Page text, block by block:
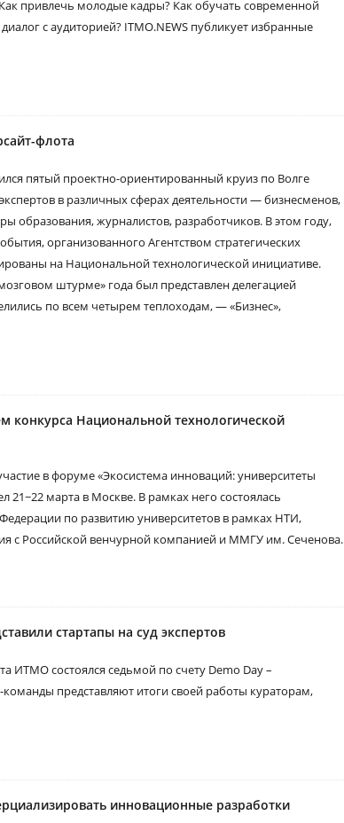
привлечь молодые кадры? Как обучать современной
с аудиторией? ITMO.NEWS публикует избранные
флота
пятый проектно-ориентированный круиз по Волге
в различных сферах деятельности — бизнесменов,
образования, журналистов, разработчиков. В этом году,
организованного Агентством стратегических
на Национальной технологической инициативе.
штурме» года был представлен делегацией
по всем четырем теплоходам, — «Бизнес»,
конкурса Национальной технологической
в форуме «Экосистема инноваций: университеты
марта в Москве. В рамках него состоялась
по развитию университетов в рамках НТИ,
с Российской венчурной компанией и ММГУ им. Сеченова.
стартапы на суд экспертов
ИТМО состоялся седьмой по счету Demo Day –
представляют итоги своей работы кураторам,
инновационные разработки